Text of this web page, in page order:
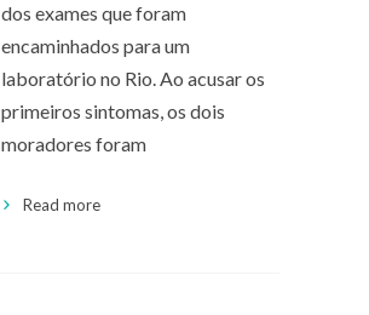
dos exames que foram
encaminhados para um
laboratório no Rio. Ao acusar os
primeiros sintomas, os dois
moradores foram
Read more